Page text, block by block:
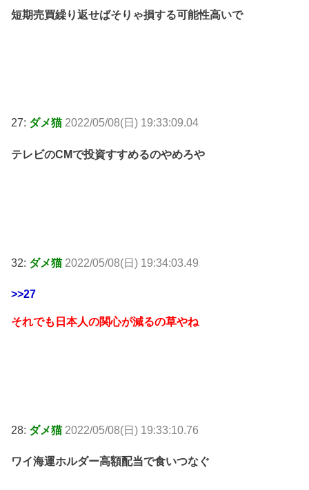
短期売買繰り返せばそりゃ損する可能性高いで
27: ダメ猫 2022/05/08(日) 19:33:09.04
テレビのCMで投資すすめるのやめろや
32: ダメ猫 2022/05/08(日) 19:34:03.49
>>27
それでも日本人の関心が減るの草やね
28: ダメ猫 2022/05/08(日) 19:33:10.76
ワイ海運ホルダー高額配当で食いつなぐ